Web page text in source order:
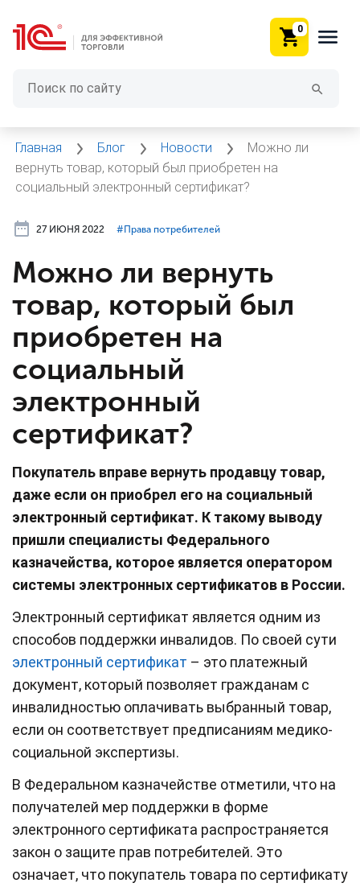
0
Главная Блог Новости
Можно ли
вернуть товар, который был приобретен на
социальный электронный сертификат?
27 ИЮНЯ 2022 #⁣Права потребителей
Можно ли вернуть
товар, который был
приобретен на
социальный
электронный
сертификат?
Покупатель вправе вернуть продавцу товар,
даже если он приобрел его на социальный
электронный сертификат. К такому выводу
пришли специалисты Федерального
казначейства, которое является оператором
системы электронных сертификатов в России.
Электронный сертификат является одним из
способов поддержки инвалидов. По своей сути
электронный сертификат – это платежный
документ, который позволяет гражданам с
инвалидностью оплачивать выбранный товар,
если он соответствует предписаниям медико-
социальной экспертизы.
В Федеральном казначействе отметили, что на
получателей мер поддержки в форме
электронного сертификата распространяется
закон о защите прав потребителей. Это
означает, что покупатель товара по сертификату